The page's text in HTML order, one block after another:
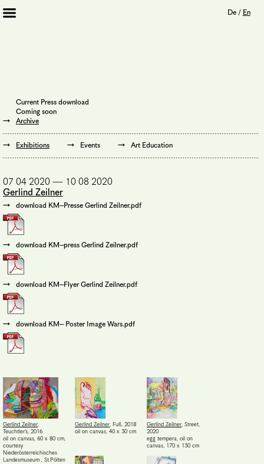
Mission
Institution
Imprint
Privacy Policy
Supporters
Bookshop
De/ En
Current Press download
Coming soon
Archive
Exhibitions Events Art Education
07 04 2020 — 10 08 2020
Gerlind Zeilner
download KM–Presse Gerlind Zeilner.pdf
download KM–press Gerlind Zeilner.pdf
download KM–Flyer Gerlind Zeilner.pdf
download KM– Poster Image Wars.pdf
Gerlind Zeilner,
Teuchtler's, 2016
oil on canvas, 60 x 80 cm,
courtesy
Niederösterreichisches
Landesmuseum , St.Pölten
Gerlind Zeilner, Fuß, 2018
oil on canvas, 40 x 30 cm
Gerlind Zeilner, Street,
2020
egg tempera, oil on
canvas, 170 x 130 cm